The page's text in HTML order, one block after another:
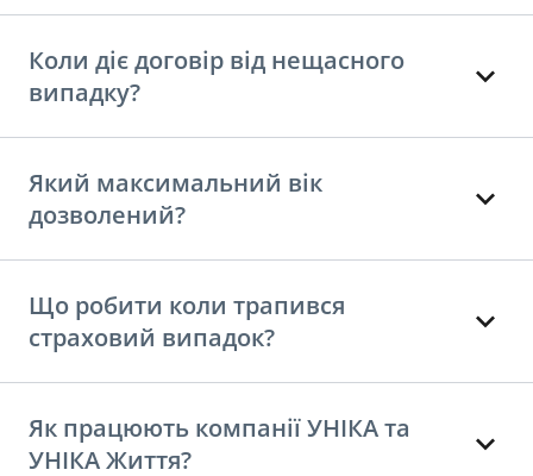
Коли діє договір від нещасного
випадку?
Який максимальний вік
дозволений?
Що робити коли трапився
страховий випадок?
Як працюють компанії УНІКА та
УНІКА Життя?